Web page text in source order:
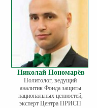
Николай Пономарёв
Политолог, ведущий
аналитик Фонда защиты
национальных ценностей,
эксперт Центра ПРИСП